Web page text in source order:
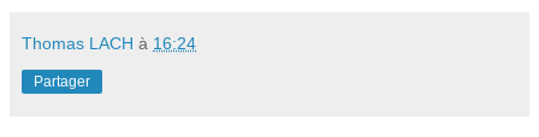
Thomas LACH à 16:24
Partager